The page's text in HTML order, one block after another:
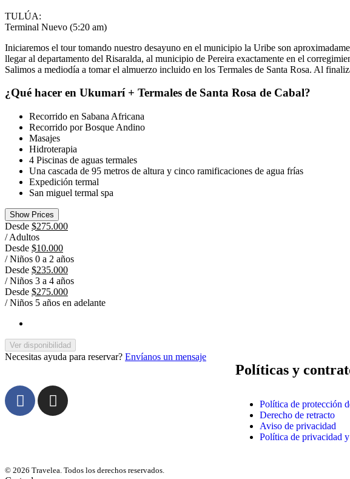
TULÚA:
Terminal Nuevo (5:20 am)
Iniciaremos el tour tomando nuestro desayuno en el municipio la Uribe son
llegar al departamento del Risaralda, al municipio de Pereira exactamente en el
Salimos a mediodía a tomar el almuerzo incluido en los Termales de Santa Rosa. Al
¿Qué hacer en Ukumarí + Termales de Santa Rosa de Cabal?
Recorrido en Sabana Africana
Recorrido por Bosque Andino
Masajes
Hidroterapia
4 Piscinas de aguas termales
Una cascada de 95 metros de altura y cinco ramificaciones de agua frías
Expedición termal
San miguel termal spa
Show Prices
Desde $275.000
/ Adultos
Desde $10.000
/ Niños 0 a 2 años
Desde $235.000
/ Niños 3 a 4 años
Desde $275.000
/ Niños 5 años en adelante
Ver disponibilidad
Necesitas ayuda para reservar? Envíanos un mensaje
Políticas y
Política de protección
Derecho de retracto
Aviso de privacidad
Política de privacidad
© 2026 Travelea. Todos los derechos reservados.